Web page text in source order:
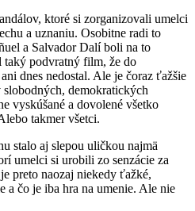
ktoré si zorganizovali umelci
a uznaniu. Osobitne radi to
a Salvador Dalí boli na to
taký podvratný film, že do
dnes nedostal. Ale je čoraz ťažšie
demokratických
vyskúšané a dovolené všetko
takmer všetci.
stalo aj slepou uličkou najmä
umelci si urobili zo senzácie za
preto naozaj niekedy ťažké,
a čo je iba hra na umenie. Ale nie